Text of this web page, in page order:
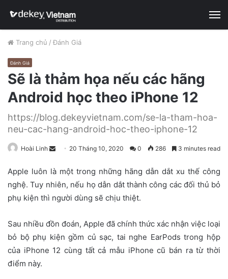
Trang chủ / Đánh Giá
Đánh Giá
Sẽ là thảm họa nếu các hãng
Android học theo iPhone 12
https://blog.dekeyvietnam.com/se-la-tham-hoa-
neu-cac-hang-android-hoc-theo-iphone-12
Hoài Linh
n
d
a
e
m
a
20 Tháng 10, 2020 0 286 3 minutes read
Apple luôn là một trong những hãng dẫn dắt xu thế công
nghệ. Tuy nhiên, nếu họ dẫn dắt thành công các đối thủ bỏ
phụ kiện thì người dùng sẽ chịu thiệt.
Sau nhiều đồn đoán, Apple đã chính thức xác nhận việc loại
bỏ bộ phụ kiện gồm củ sạc, tai nghe EarPods trong hộp
của iPhone 12 cùng tất cả mẫu iPhone cũ bán ra từ thời
điểm này.